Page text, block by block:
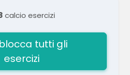
calcio esercizi
tutti gli
esercizi